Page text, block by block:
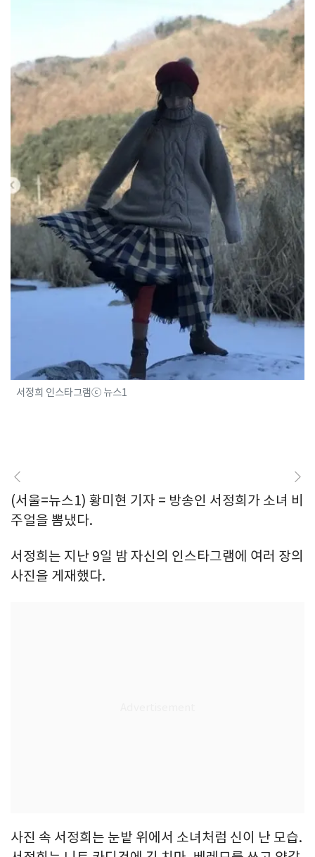
서정희 인스타그램ⓒ 뉴스1
(서울=뉴스1) 황미현 기자 = 방송인 서정희가 소녀 비
주얼을 뽐냈다.
서정희는 지난 9일 밤 자신의 인스타그램에 여러 장의
사진을 게재했다.
사진 속 서정희는 눈밭 위에서 소녀처럼 신이 난 모습.